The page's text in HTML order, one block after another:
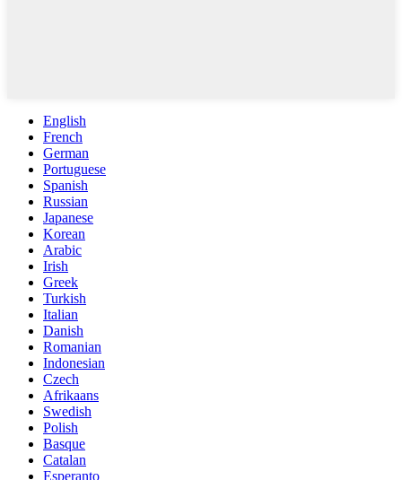
English
French
German
Portuguese
Spanish
Russian
Japanese
Korean
Arabic
Irish
Greek
Turkish
Italian
Danish
Romanian
Indonesian
Czech
Afrikaans
Swedish
Polish
Basque
Catalan
Esperanto